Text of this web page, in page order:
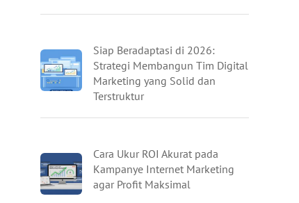
Siap Beradaptasi di 2026:
Strategi Membangun Tim Digital
Marketing yang Solid dan
Terstruktur
Cara Ukur ROI Akurat pada
Kampanye Internet Marketing
agar Profit Maksimal